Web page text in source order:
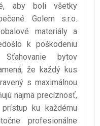
aby boli všetky
Golem s.r.o.
materiály a
k poškodeniu
bytov
že každý kus
s maximálnou
najmä precíznosť,
ku každému
profesionálne